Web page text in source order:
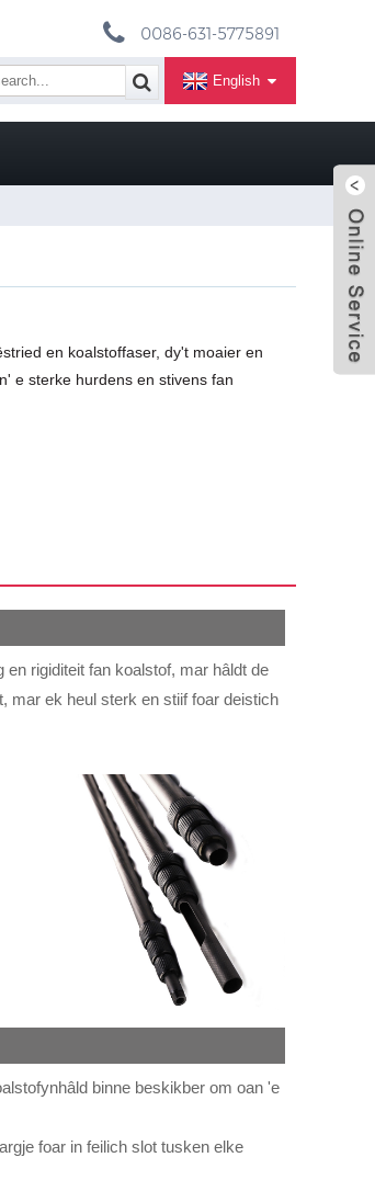
0086-631-5775891
English
en koalstoffaser, dy't moaier en
e sterke hurdens en stivens fan
rigiditeit fan koalstof, mar hâldt de
mar ek heul sterk en stiif foar deistich
binne beskikber om oan 'e
foar in feilich slot tusken elke